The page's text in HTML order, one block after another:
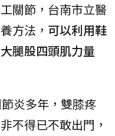
關節，台南市立醫
方法， 可以利用鞋
腿股四頭肌力量
炎多年，雙膝疼
不得已不敢出門，